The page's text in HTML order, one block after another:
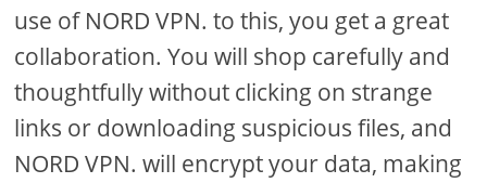
use of NORD VPN. to this, you get a great
collaboration. You will shop carefully and
thoughtfully without clicking on strange
links or downloading suspicious files, and
NORD VPN. will encrypt your data, making